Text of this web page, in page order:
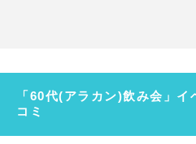
「60代(アラカン)飲み会」
コミ